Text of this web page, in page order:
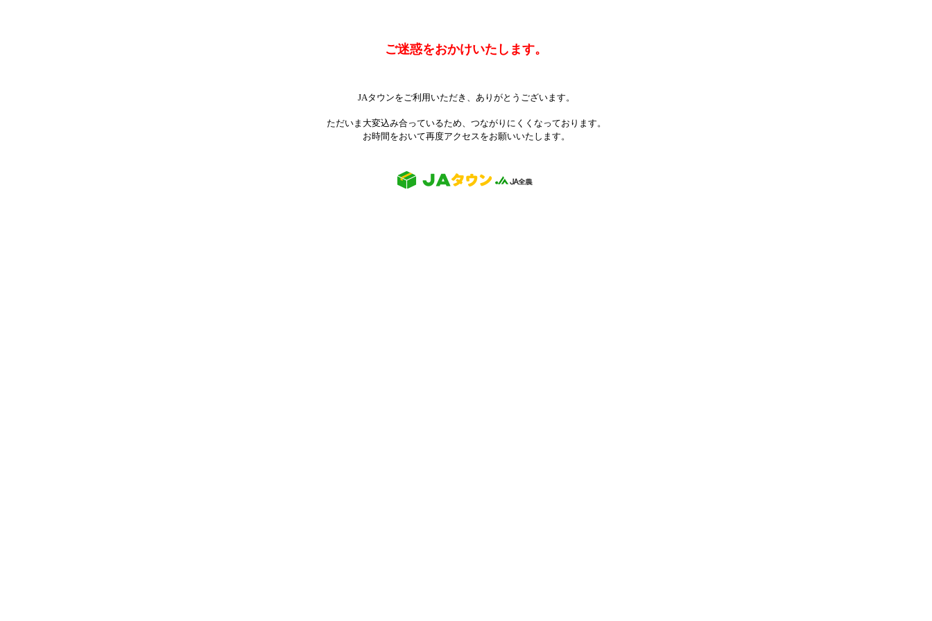
ご迷惑をおかけいたします。
JAタウンをご利用いただき、ありがとうございます。
ただいま大変込み合っているため、つながりにくくなっております。
お時間をおいて再度アクセスをお願いいたします。